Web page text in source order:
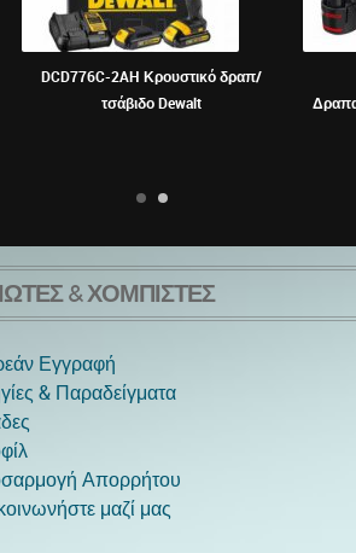
DCD776C-2AH Κρουστικό δραπ/
τσάβιδο Dewalt
& ΧΟΜΠΊΣΤΕΣ
Εγγραφή
& Παραδείγματα
Απορρήτου
μαζί μας